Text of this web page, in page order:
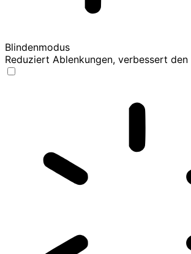
Blindenmodus
Reduziert Ablenkungen, verbessert den